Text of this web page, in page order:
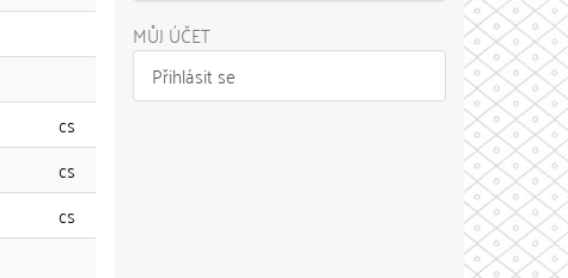
cs
cs
cs
MŮJ ÚČET
Přihlásit se